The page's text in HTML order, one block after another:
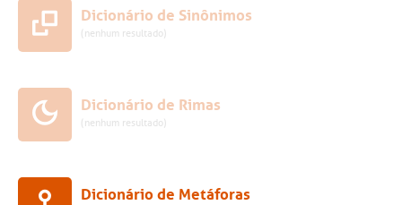
Dicionário de Sinônimos
(nenhum resultado)
Dicionário de Rimas
(nenhum resultado)
Dicionário de Metáforas